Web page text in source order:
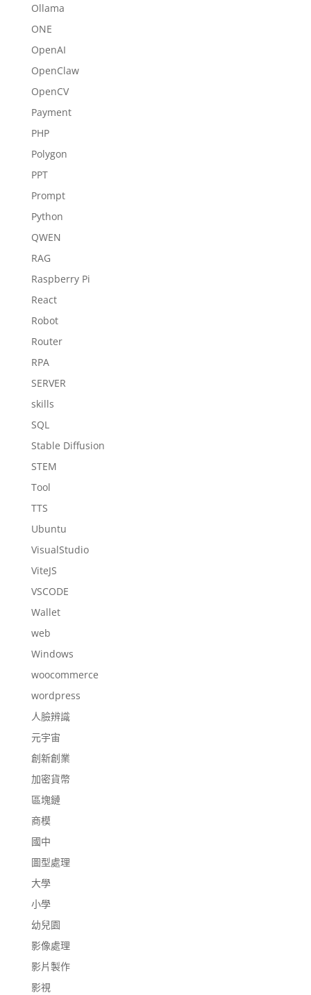
Ollama
ONE
OpenAI
OpenClaw
OpenCV
Payment
PHP
Polygon
PPT
Prompt
Python
QWEN
RAG
Raspberry Pi
React
Robot
Router
RPA
SERVER
skills
SQL
Stable Diffusion
STEM
Tool
TTS
Ubuntu
VisualStudio
ViteJS
VSCODE
Wallet
web
Windows
woocommerce
wordpress
人臉辨識
元宇宙
創新創業
加密貨幣
區塊鏈
商模
國中
圖型處理
大學
小學
幼兒園
影像處理
影片製作
影視